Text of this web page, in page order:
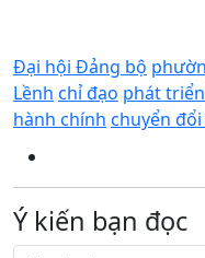
Đại hội Đảng bộ
Lềnh chỉ đạo phát
hành chính chuyển đổi
Ý kiến bạn đọc